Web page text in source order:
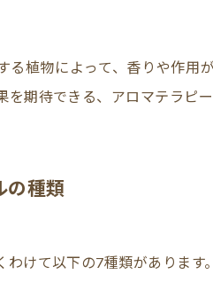
期待できる、アロマテラピー
の種類
わけて以下の7種類があります。